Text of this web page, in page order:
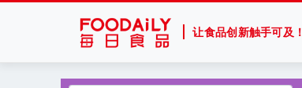
让食品创新触手可及！